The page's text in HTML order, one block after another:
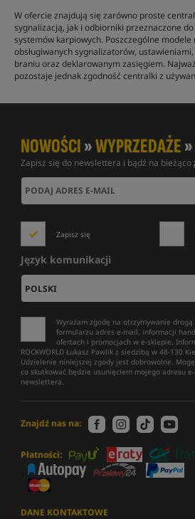
W ofercie znajdują się zarówno proste
sygnalizacją, jak i odbiorniki przeznaczone
systemów karpiowych. Poszczególne modele
obsługiwanych sygnalizatorów,
braniu oraz deklarowanym zasięgiem.
pozostaje jednak zgodność centralki z
NOWOŚCI»WYPRZEDAŻE»
Zapisz się do newslettera i bądź na bieżąco
Zapisz się
Język komunikacji
Wyrażam zgodę na otrzymywanie
formularzu adres e-mail, informacji
ofertach i promocjach w e-sklepie.
ROCKWORLD Łukasz Pawlik z siedzibą w 48-130
Udzielenie niniejszej zgody jest dobrowolne.
co skutkować będzie usunięciem mojego adresu
newslettera.
Znajdź nas na:
Płatności:
DANE KONTAKTOWE